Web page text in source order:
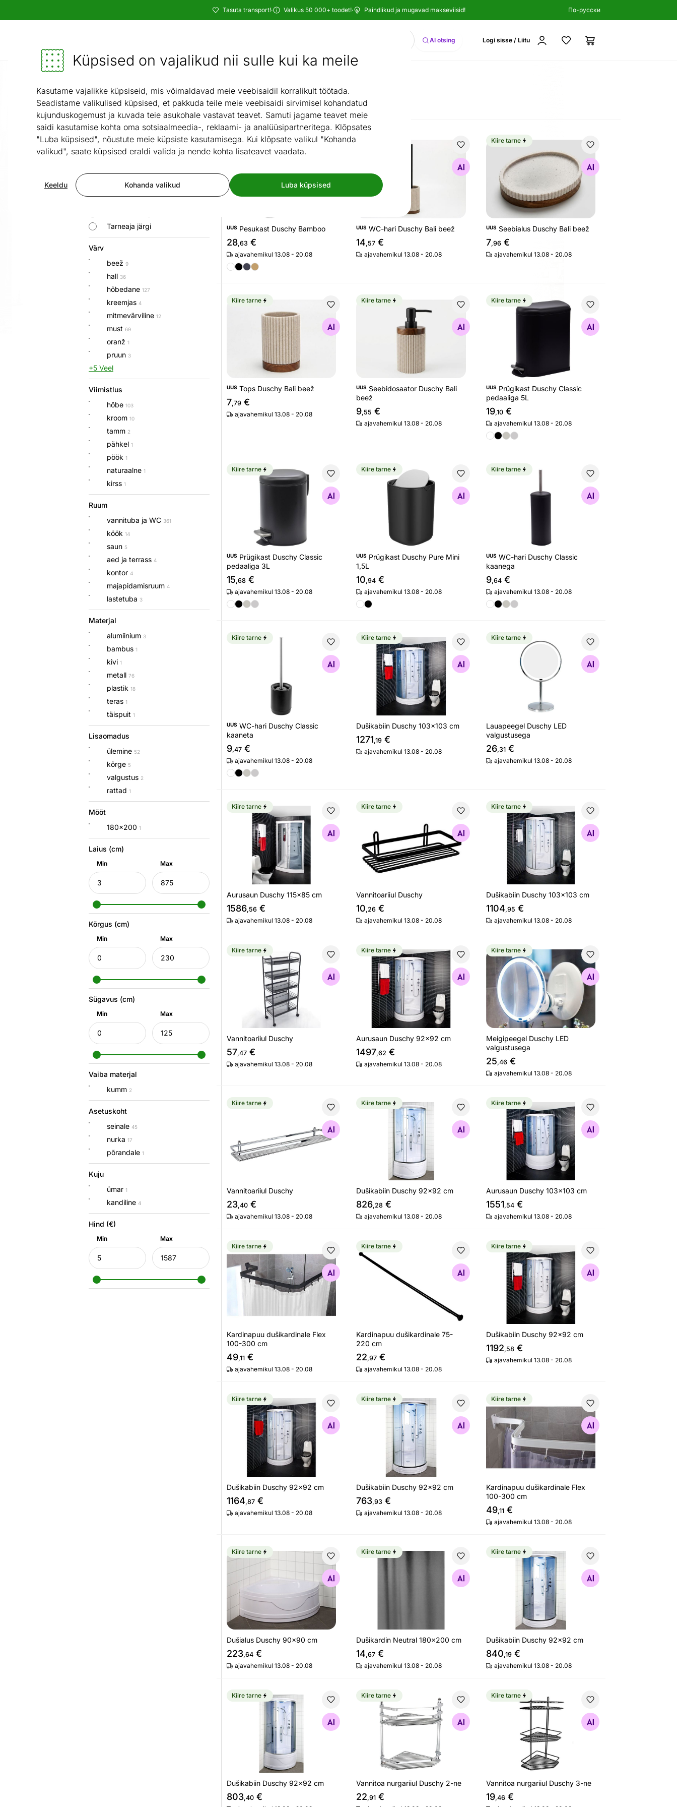
Küpsised on vajalikud nii sulle kui ka meile
Kasutame vajalikke küpsiseid, mis võimaldavad meie veebisaidil korralikult töötada.
Seadistame valikulised küpsised, et pakkuda teile meie veebisaidi sirvimisel kohandatud
kujunduskogemust ja kuvada teie asukohale vastavat teavet. Samuti jagame teavet meie
saidi kasutamise kohta oma sotsiaalmeedia-, reklaami- ja analüüsipartneritega. Klõpsates
"Luba küpsised", nõustute meie küpsiste kasutamisega. Kui klõpsate valikul "Kohanda
valikud", saate küpsised eraldi valida ja nende kohta lisateavet vaadata.
Kohanda valikud Luba küpsised
Keeldu
Tasuta transport!· Valikus 50 000+ toodet!· Paindlikud ja mugavad makseviisid! По-русски
Mööbel ja sisustus - ON24
Otsi AI otsing Logi sisse / Liitu
Duschy
Reasta
Vaikimisi
Soodsamast
Tarneaja järgi
Värv
beež 9
hall 36
hõbedane 127
kreemjas 4
mitmevärviline 12
must 69
oranž 1
pruun 3
+5 Veel
Viimistlus
hõbe 103
kroom 10
tamm 2
pähkel 1
pöök 1
naturaalne 1
kirss 1
Ruum
vannituba ja WC 361
köök 14
saun 5
aed ja terrass 4
kontor 4
majapidamisruum 4
lastetuba 3
Materjal
alumiinium 3
bambus 1
kivi 1
metall 76
plastik 18
teras 1
täispuit 1
Lisaomadus
ülemine 52
kõrge 5
valgustus 2
rattad 1
Mõõt
180x200 1
Laius (cm)
Min Max
Kõrgus (cm)
Min Max
Sügavus (cm)
Min Max
Vaiba materjal
kumm 2
Asetuskoht
seinale 45
nurka 17
põrandale 1
Kuju
ümar 1
kandiline 4
Hind (€)
Min Max
Pesukast Duschy Bamboo
Kiire tarne
UUS Pesukast Duschy Bamboo
28,63 €
ajavahemikul 13.08 - 20.08
UUS WC-hari Duschy Bali beež
14,57 €
ajavahemikul 13.08 - 20.08
Seebialus Duschy Bali beež
Otsi sarnaseid
Kiire tarne
UUS Seebialus Duschy Bali beež
7,96€
ajavahemikul 13.08 - 20.08
Tops Duschy Bali beež
Otsi sarnaseid
Kiire tarne
UUS Tops Duschy Bali beež
7,79 €
ajavahemikul 13.08 - 20.08
Seebidosaator Duschy Bali beež
Otsi sarnaseid
Kiire tarne
UUS Seebidosaator Duschy Bali
beež
9,55 €
ajavahemikul 13.08 - 20.08
Prügikast Duschy Classic pedaaliga 5L
Kiire tarne
UUS Prügikast Duschy Classic
pedaaliga 5L
19,10€
ajavahemikul 13.08 - 20.08
Prügikast Duschy Classic pedaaliga 3L
Otsi sarnaseid
Kiire tarne
UUS Prügikast Duschy Classic
pedaaliga 3L
15,68 €
ajavahemikul 13.08 - 20.08
Prügikast Duschy Pure Mini 1,5L
Otsi sarnaseid
Kiire tarne
UUS Prügikast Duschy Pure Mini
1,5L
10,94 €
ajavahemikul 13.08 - 20.08
WC-hari Duschy Classic kaanega
Otsi sarnaseid
Kiire tarne
UUS WC-hari Duschy Classic
kaanega
9,64€
ajavahemikul 13.08 - 20.08
WC-hari Duschy Classic kaaneta
Kiire tarne
UUS WC-hari Duschy Classic
kaaneta
9,47 €
ajavahemikul 13.08 - 20.08
Dušikabiin Duschy 103x103 cm
Otsi sarnaseid
Kiire tarne
Dušikabiin Duschy 103x103 cm
1271,19 €
ajavahemikul 13.08 - 20.08
Lauapeegel Duschy LED valgustusega
Otsi sarnaseid
Kiire tarne
Lauapeegel Duschy LED
valgustusega
26,31€
ajavahemikul 13.08 - 20.08
Aurusaun Duschy 115x85 cm
Otsi sarnaseid
Kiire tarne
Aurusaun Duschy 115x85 cm
1586,56 €
ajavahemikul 13.08 - 20.08
Otsi sarnaseid
Kiire tarne
Vannitoariiul Duschy
10,26 €
ajavahemikul 13.08 - 20.08
Dušikabiin Duschy 103x103 cm
Otsi sarnaseid
Kiire tarne
Dušikabiin Duschy 103x103 cm
1104,95 €
ajavahemikul 13.08 - 20.08
Vannitoariiul Duschy
Otsi sarnaseid
Kiire tarne
Vannitoariiul Duschy
57,47 €
ajavahemikul 13.08 - 20.08
Aurusaun Duschy 92x92 cm
Otsi sarnaseid
Kiire tarne
Aurusaun Duschy 92x92 cm
1497,62 €
ajavahemikul 13.08 - 20.08
Meigipeegel Duschy LED valgustusega
Otsi sarnaseid
Kiire tarne
Meigipeegel Duschy LED
valgustusega
25,46€
ajavahemikul 13.08 - 20.08
Otsi sarnaseid
Kiire tarne
Vannitoariiul Duschy
23,40 €
ajavahemikul 13.08 - 20.08
Dušikabiin Duschy 92x92 cm
Otsi sarnaseid
Kiire tarne
Dušikabiin Duschy 92x92 cm
826,28 €
ajavahemikul 13.08 - 20.08
Aurusaun Duschy 103x103 cm
Otsi sarnaseid
Kiire tarne
Aurusaun Duschy 103x103 cm
1551,54€
ajavahemikul 13.08 - 20.08
Kardinapuu dušikardinale Flex 100-300 cm
Otsi sarnaseid
Kiire tarne
Kardinapuu dušikardinale Flex
100-300 cm
49,11 €
ajavahemikul 13.08 - 20.08
Kardinapuu dušikardinale 75-220 cm
Kiire tarne
Kardinapuu dušikardinale 75-
220 cm
22,97 €
ajavahemikul 13.08 - 20.08
Dušikabiin Duschy 92x92 cm
Otsi sarnaseid
Kiire tarne
Dušikabiin Duschy 92x92 cm
1192,58€
ajavahemikul 13.08 - 20.08
Dušikabiin Duschy 92x92 cm
Otsi sarnaseid
Kiire tarne
Dušikabiin Duschy 92x92 cm
1164,87 €
ajavahemikul 13.08 - 20.08
Dušikabiin Duschy 92x92 cm
Otsi sarnaseid
Kiire tarne
Dušikabiin Duschy 92x92 cm
763,93 €
ajavahemikul 13.08 - 20.08
Kardinapuu dušikardinale Flex 100-300 cm
Otsi sarnaseid
Kiire tarne
Kardinapuu dušikardinale Flex
100-300 cm
49,11€
ajavahemikul 13.08 - 20.08
Dušialus Duschy 90x90 cm
Kiire tarne
Dušialus Duschy 90x90 cm
223,64 €
ajavahemikul 13.08 - 20.08
Dušikardin Neutral 180x200 cm
Kiire tarne
Dušikardin Neutral 180x200 cm
14,67 €
ajavahemikul 13.08 - 20.08
Dušikabiin Duschy 92x92 cm
Otsi sarnaseid
Kiire tarne
Dušikabiin Duschy 92x92 cm
840,19€
ajavahemikul 13.08 - 20.08
Dušikabiin Duschy 92x92 cm
Otsi sarnaseid
Kiire tarne
Dušikabiin Duschy 92x92 cm
803,40 €
Vannitoa nurgariiul Duschy 2-ne
Otsi sarnaseid
Kiire tarne
Vannitoa nurgariiul Duschy 2-ne
22,91 €
Vannitoa nurgariiul Duschy 3-ne
Otsi sarnaseid
Kiire tarne
Vannitoa nurgariiul Duschy 3-ne
19,46€